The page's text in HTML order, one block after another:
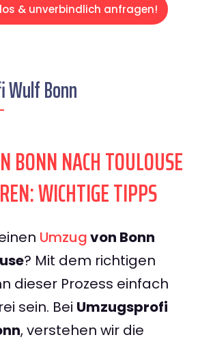
& unverbindlich anfragen!
Wulf Bonn
BONN NACH TOULOUSE
WICHTIGE TIPPS
Umzugvon Bonn
? Mit dem richtigen
dieser Prozess einfach
sein. Bei Umzugsprofi
, verstehen wir die